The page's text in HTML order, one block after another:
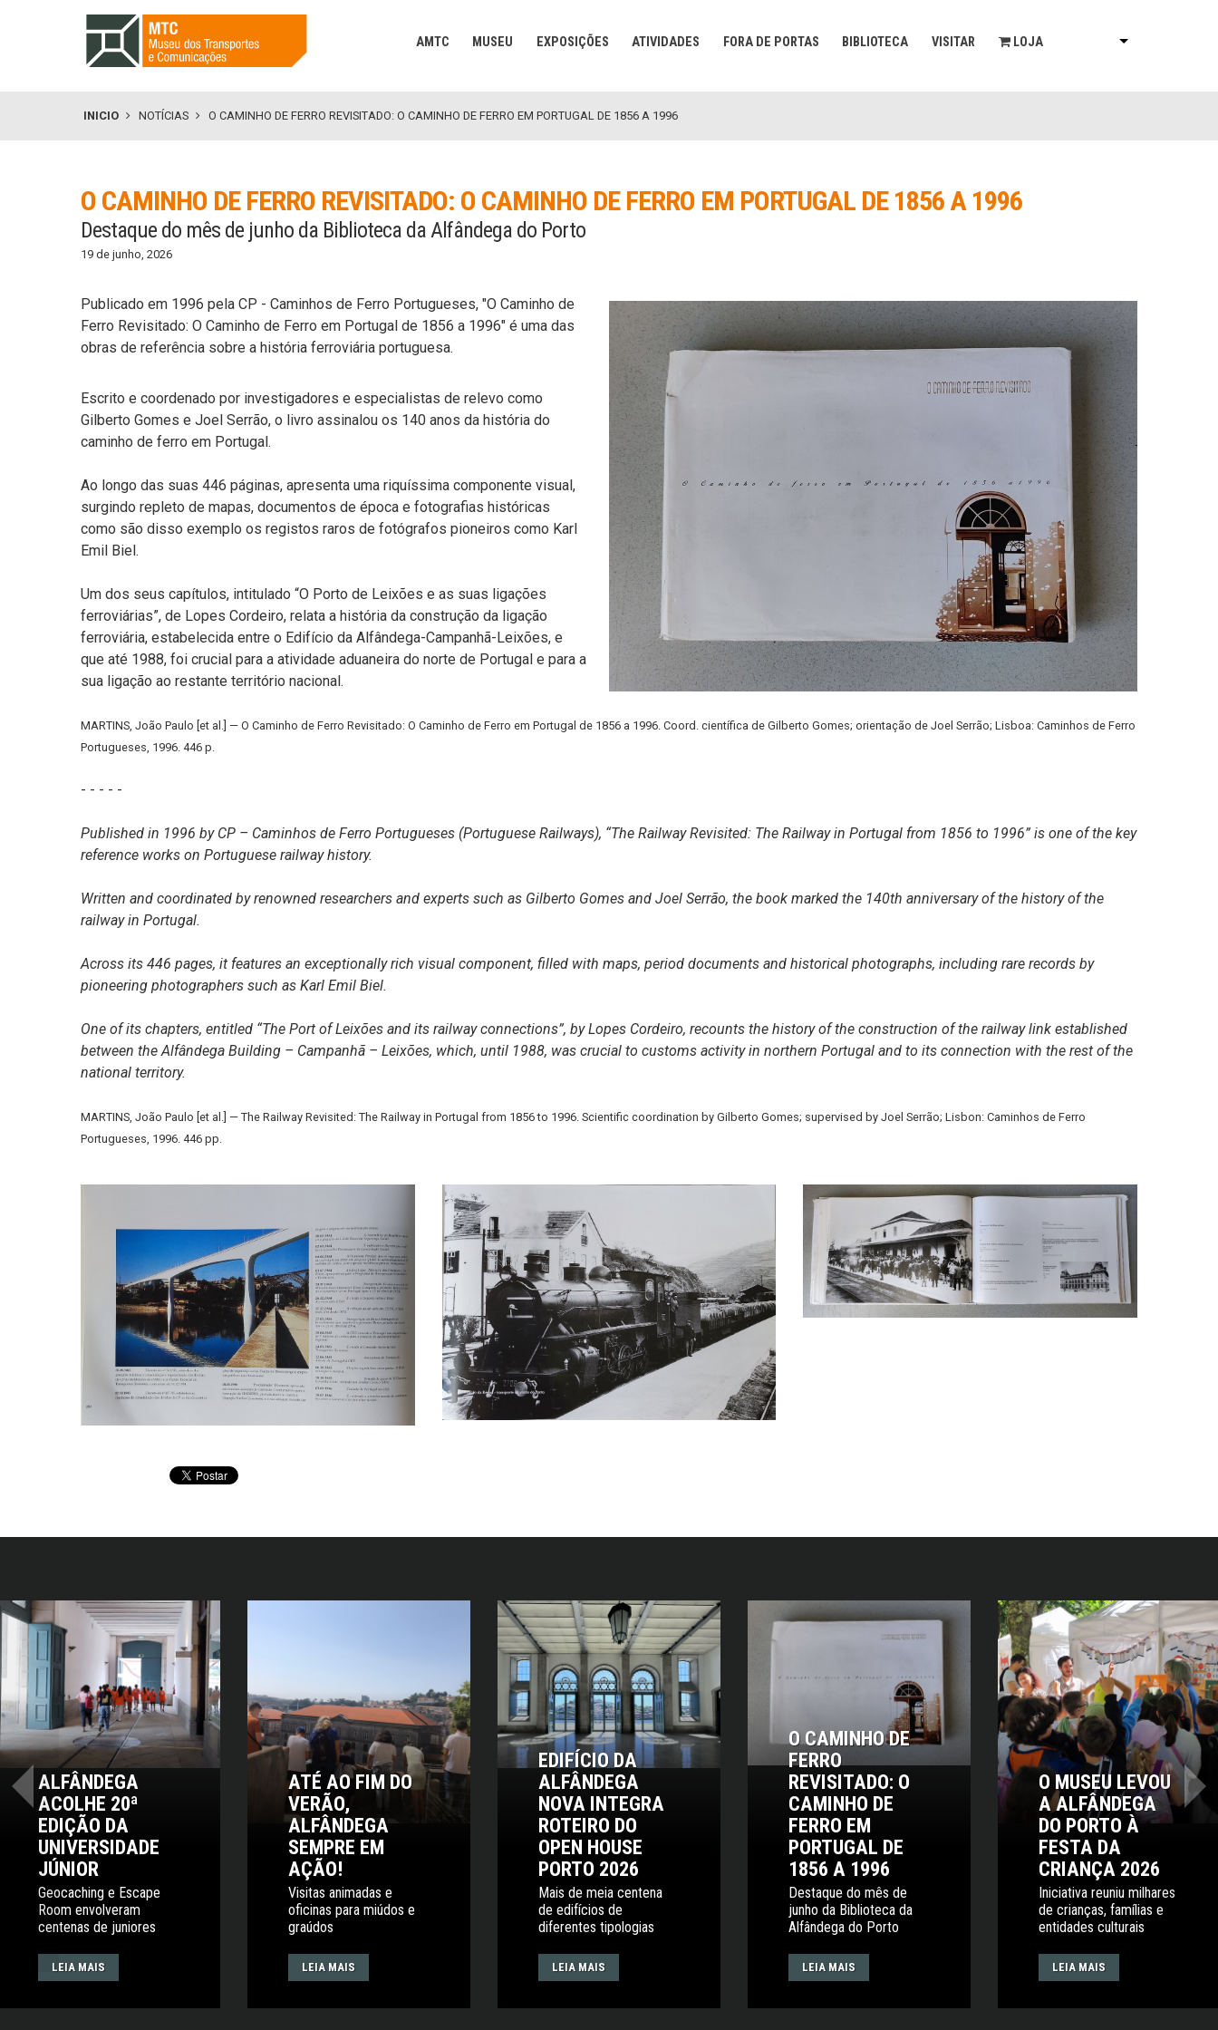
AMTC MUSEU EXPOSIÇÕES ATIVIDADES FORA DE PORTAS BIBLIOTECA VISITAR LOJA
INICIO NOTÍCIAS O CAMINHO DE FERRO REVISITADO: O CAMINHO DE FERRO EM PORTUGAL DE 1856 A 1996
O CAMINHO DE FERRO REVISITADO: O CAMINHO DE FERRO EM PORTUGAL DE 1856 A 1996
Destaque do mês de junho da Biblioteca da Alfândega do Porto
19 de junho, 2026
Publicado em 1996 pela CP - Caminhos de Ferro Portugueses, "O Caminho de
Ferro Revisitado: O Caminho de Ferro em Portugal de 1856 a 1996" é uma das
obras de referência sobre a história ferroviária portuguesa.
Escrito e coordenado por investigadores e especialistas de relevo como
Gilberto Gomes e Joel Serrão, o livro assinalou os 140 anos da história do
caminho de ferro em Portugal.
Ao longo das suas 446 páginas, apresenta uma riquíssima componente visual,
surgindo repleto de mapas, documentos de época e fotografias históricas
como são disso exemplo os registos raros de fotógrafos pioneiros como Karl
Emil Biel.
Um dos seus capítulos, intitulado “O Porto de Leixões e as suas ligações
ferroviárias”, de Lopes Cordeiro, relata a história da construção da ligação
ferroviária, estabelecida entre o Edifício da Alfândega-Campanhã-Leixões, e
que até 1988, foi crucial para a atividade aduaneira do norte de Portugal e para a
sua ligação ao restante território nacional.
MARTINS, João Paulo [et al.] — O Caminho de Ferro Revisitado: O Caminho de Ferro em Portugal de 1856 a 1996. Coord. científica de Gilberto Gomes; orientação de Joel Serrão; Lisboa: Caminhos de Ferro
Portugueses, 1996. 446 p.
- - - - -
Published in 1996 by CP – Caminhos de Ferro Portugueses (Portuguese Railways), “The Railway Revisited: The Railway in Portugal from 1856 to 1996” is one of the key
reference works on Portuguese railway history.
Written and coordinated by renowned researchers and experts such as Gilberto Gomes and Joel Serrão, the book marked the 140th anniversary of the history of the
railway in Portugal.
Across its 446 pages, it features an exceptionally rich visual component, filled with maps, period documents and historical photographs, including rare records by
pioneering photographers such as Karl Emil Biel.
One of its chapters, entitled “The Port of Leixões and its railway connections”, by Lopes Cordeiro, recounts the history of the construction of the railway link established
between the Alfândega Building – Campanhã – Leixões, which, until 1988, was crucial to customs activity in northern Portugal and to its connection with the rest of the
national territory.
MARTINS, João Paulo [et al.] — The Railway Revisited: The Railway in Portugal from 1856 to 1996. Scientific coordination by Gilberto Gomes; supervised by Joel Serrão; Lisbon: Caminhos de Ferro
Portugueses, 1996. 446 pp.
ALFÂNDEGA
ACOLHE 20ª
EDIÇÃO DA
UNIVERSIDADE
JÚNIOR
Geocaching e Escape
Room envolveram
centenas de juniores
LEIA MAIS
ATÉ AO FIM DO
VERÃO,
ALFÂNDEGA
SEMPRE EM
AÇÃO!
Visitas animadas e
oficinas para miúdos e
graúdos
LEIA MAIS
EDIFÍCIO DA
ALFÂNDEGA
NOVA INTEGRA
ROTEIRO DO
OPEN HOUSE
PORTO 2026
Mais de meia centena
de edifícios de
diferentes tipologias
LEIA MAIS
O CAMINHO DE
FERRO
REVISITADO: O
CAMINHO DE
FERRO EM
PORTUGAL DE
1856 A 1996
Destaque do mês de
junho da Biblioteca da
Alfândega do Porto
LEIA MAIS
O MUSEU LEVOU
A ALFÂNDEGA
DO PORTO À
FESTA DA
CRIANÇA 2026
Iniciativa reuniu milhares
de crianças, famílias e
entidades culturais
LEIA MAIS